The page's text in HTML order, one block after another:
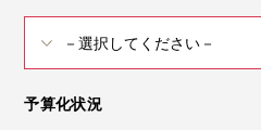
予算化状況